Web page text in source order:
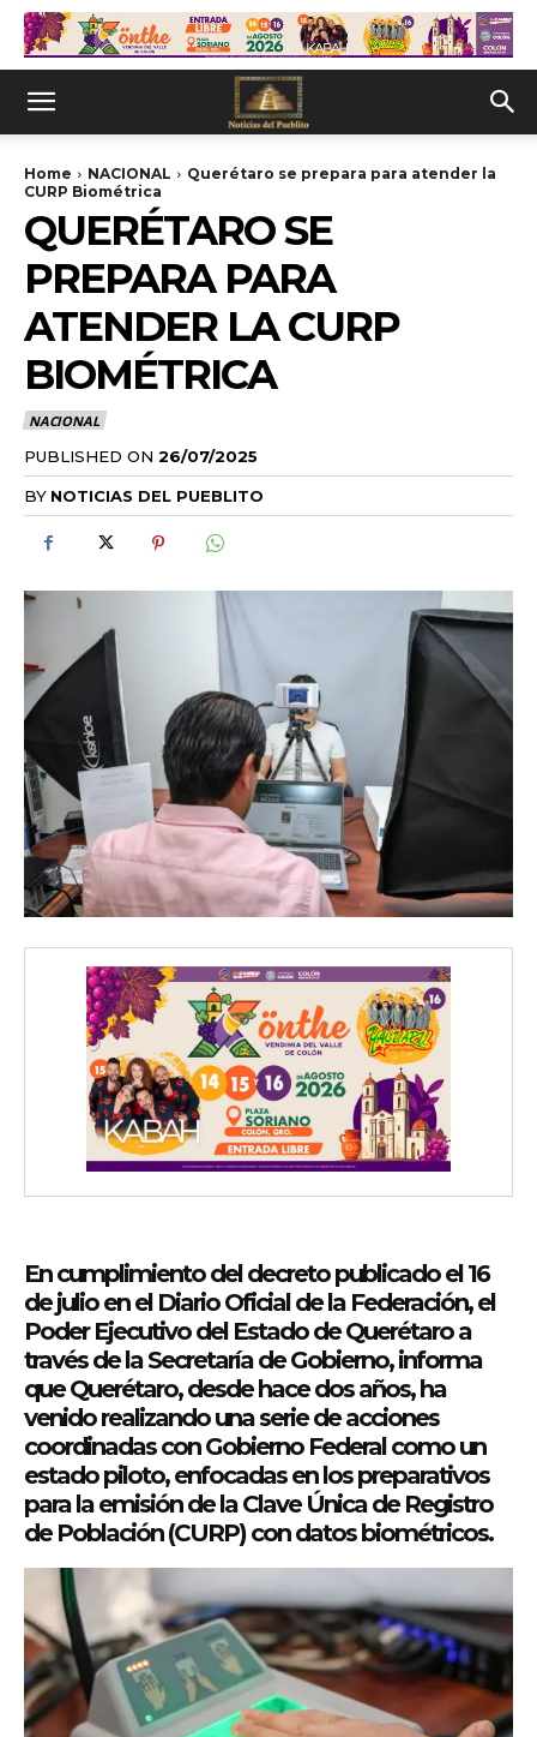
Home NACIONAL
Querétaro se prepara para atender la
CURP Biométrica
QUERÉTARO SE
PREPARA PARA
ATENDER LA CURP
BIOMÉTRICA
NACIONAL
PUBLISHED ON 26/07/2025
BY NOTICIAS DEL PUEBLITO
En cumplimiento del decreto publicado el 16
de julio en el Diario Oficial de la Federación, el
Poder Ejecutivo del Estado de Querétaro a
través de la Secretaría de Gobierno, informa
que Querétaro, desde hace dos años, ha
venido realizando una serie de acciones
coordinadas con Gobierno Federal como un
estado piloto, enfocadas en los preparativos
para la emisión de la Clave Única de Registro
de Población (CURP) con datos biométricos.